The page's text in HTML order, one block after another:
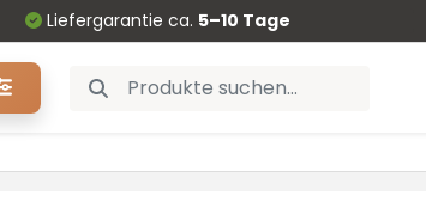
Liefergarantie ca. 5–10 Tage